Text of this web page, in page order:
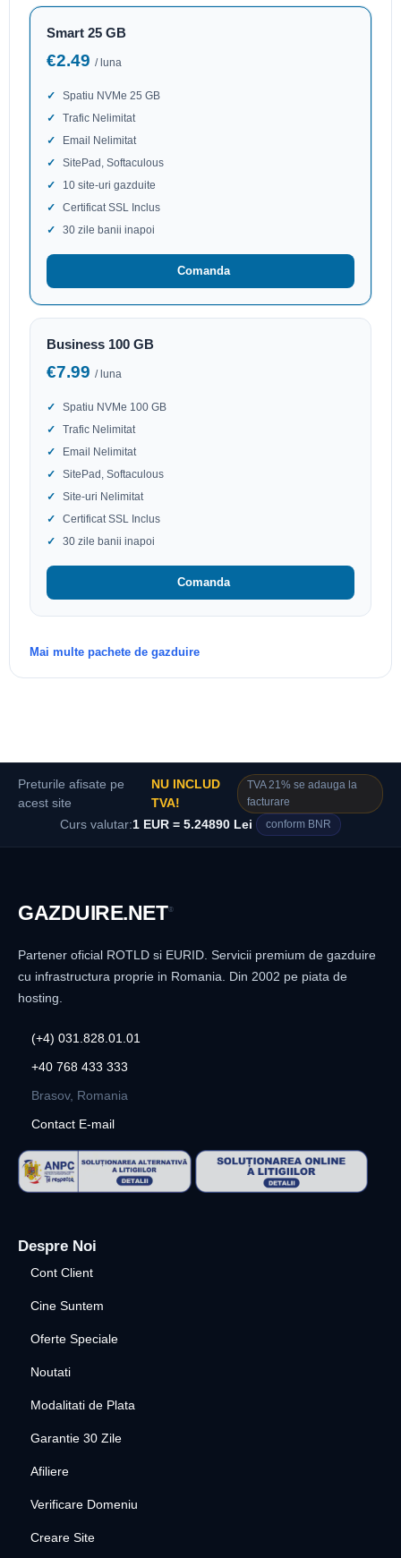
Smart 25 GB
€2.49 / luna
Spatiu NVMe 25 GB
Trafic Nelimitat
Email Nelimitat
SitePad, Softaculous
10 site-uri gazduite
Certificat SSL Inclus
30 zile banii inapoi
Comanda
Business 100 GB
€7.99 / luna
Spatiu NVMe 100 GB
Trafic Nelimitat
Email Nelimitat
SitePad, Softaculous
Site-uri Nelimitat
Certificat SSL Inclus
30 zile banii inapoi
Comanda
Mai multe pachete de gazduire
Preturile afisate pe
acest site
NU INCLUD
TVA!
TVA 21% se adauga la
facturare
Curs valutar:1 EUR = 5.24890 Lei conform BNR
GAZDUIRE.NET®
Partener oficial ROTLD si EURID. Servicii premium de gazduire
cu infrastructura proprie in Romania. Din 2002 pe piata de
hosting.
(+4) 031.828.01.01
+40 768 433 333
Brasov, Romania
Contact E-mail
Despre Noi
Cont Client
Cine Suntem
Oferte Speciale
Noutati
Modalitati de Plata
Garantie 30 Zile
Afiliere
Verificare Domeniu
Creare Site